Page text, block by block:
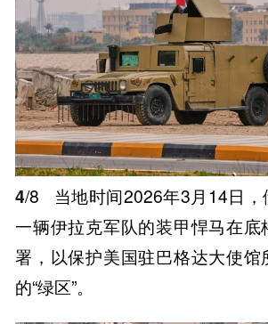
4/8
当地时间2026年3月14日，
一辆伊拉克军队的装甲悍马在底
署，以保护美国驻巴格达大使
的“绿区”。